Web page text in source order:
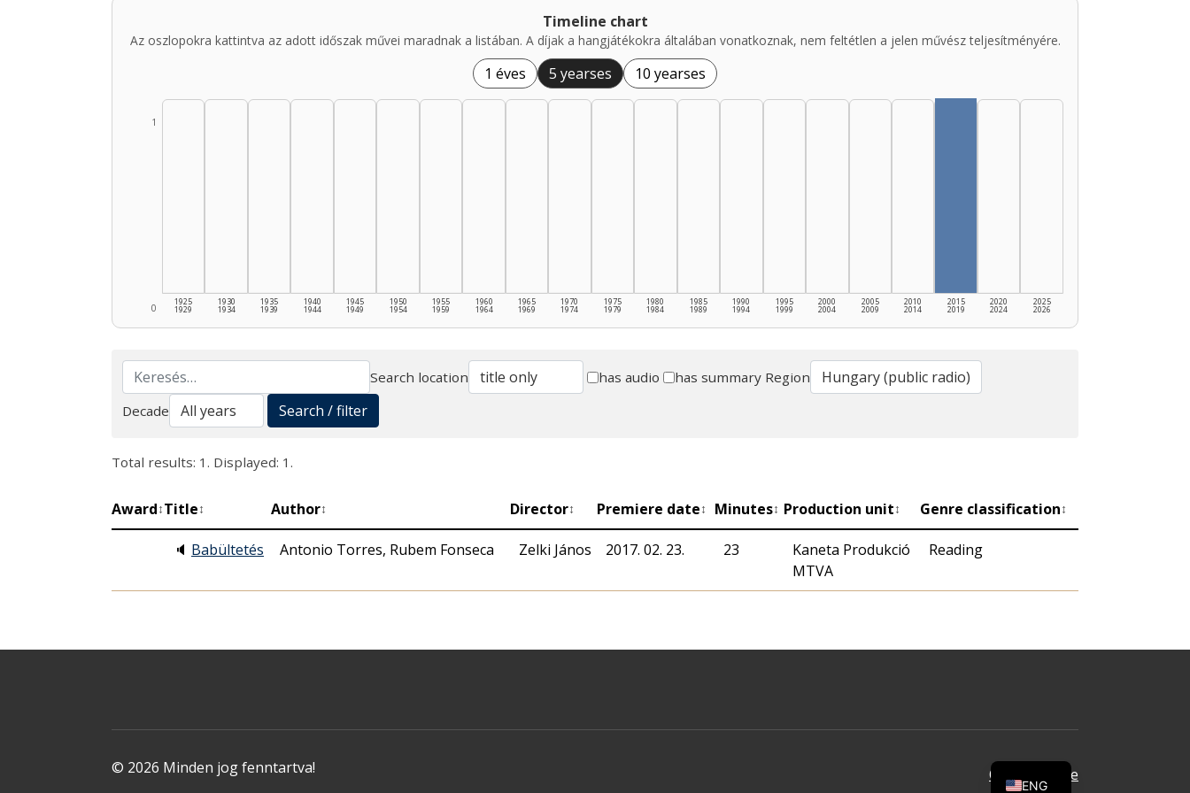
Timeline chart
Az oszlopokra kattintva az adott időszak művei maradnak a listában. A díjak a hangjátékokra általában vonatkoznak, nem feltétlen a jelen művész teljesítményére.
1 éves 5 yearses 10 yearses
0
1
1925
1929
1930
1934
1935
1939
1940
1944
1945
1949
1950
1954
1955
1959
1960
1964
1965
1969
1970
1974
1975
1979
1980
1984
1985
1989
1990
1994
1995
1999
2000
2004
2005
2009
2010
2014
2015
2019
2020
2024
2025
2026
Search
Search location has audio has summary Region
Decade
Search / filter
Total results: 1. Displayed: 1.
Award↕Title↕ Author↕ Director↕ Premiere date↕ Minutes↕ Production unit↕ Genre classification↕
🔈 Babültetés Antonio Torres, Rubem Fonseca Zelki János 2017. 02. 23. 23
Kaneta Produkció
MTVA
Reading
© 2026 Minden jog fenntartva! Oldal tetejére
ENG